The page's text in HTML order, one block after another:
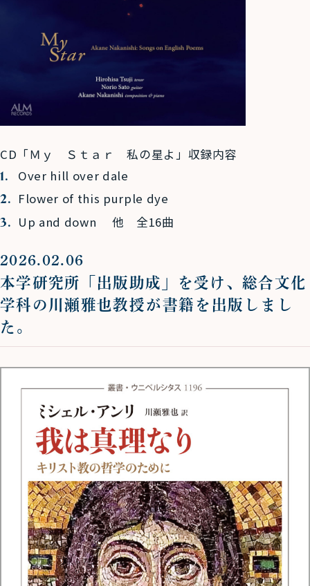
CD「Ｍｙ Ｓｔａｒ 私の星よ」収録内容
Over hill over dale
Flower of this purple dye
Up and down 他 全16曲
2026.02.06
本学研究所「出版助成」を受け、総合文化
学科の川瀬雅也教授が書籍を出版しまし
た。